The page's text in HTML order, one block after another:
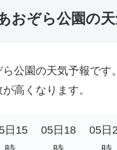
おぞら公園の
ら公園の天気予報で
高くなります。
日15
05日18
05日